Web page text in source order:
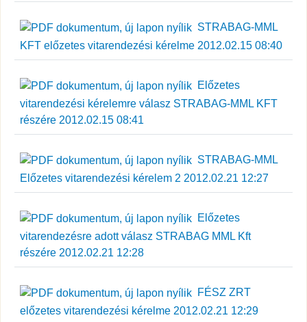
STRABAG-MML
KFT előzetes vitarendezési kérelme 2012.02.15 08:40
Előzetes
vitarendezési kérelemre válasz STRABAG-MML KFT
részére 2012.02.15 08:41
STRABAG-MML
Előzetes vitarendezési kérelem 2 2012.02.21 12:27
Előzetes
vitarendezésre adott válasz STRABAG MML Kft
részére 2012.02.21 12:28
FÉSZ ZRT
előzetes vitarendezési kérelme 2012.02.21 12:29